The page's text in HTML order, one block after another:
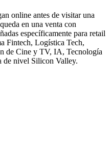
online antes de visitar una
en una venta con
específicamente para retail
Fintech, Logística Tech,
de Cine y TV, IA, Tecnología
de nivel Silicon Valley.